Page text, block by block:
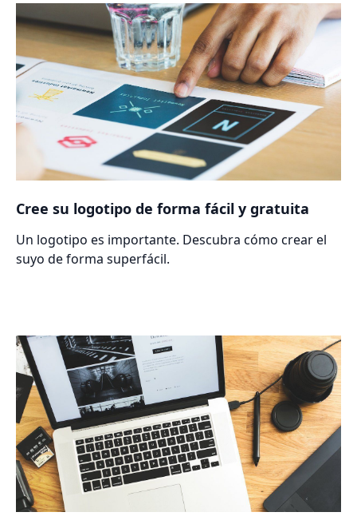
Cree su logotipo de forma fácil y gratuita
Un logotipo es importante. Descubra cómo crear el
suyo de forma superfácil.